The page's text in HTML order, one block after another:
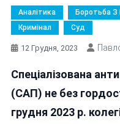
Аналітика Боротьба З
Кримінал
Суд
12 Грудня, 2023
Спеціалізована
(САП) не без
грудня 2023 р.